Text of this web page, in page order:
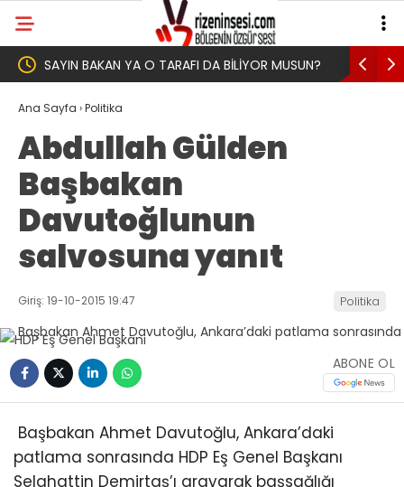
Yeni Parti İktidar Yolculuğuna Erdoğan’ın
Memleketi Rize’den Başladı
Ana Sayfa ›Politika
Abdullah Gülden
Başbakan
Davutoğlunun
salvosuna yanıt
Giriş: 19-10-2015 19:47 Politika
ABONE OL
Başbakan Ahmet Davutoğlu, Ankara’daki
patlama sonrasında HDP Eş Genel Başkanı
Selahattin Demirtaş’ı arayarak başsağlığı